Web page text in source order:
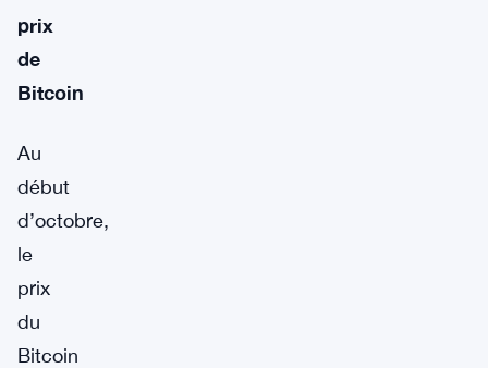
prix
de
Bitcoin
Au
début
d’octobre,
le
prix
du
Bitcoin